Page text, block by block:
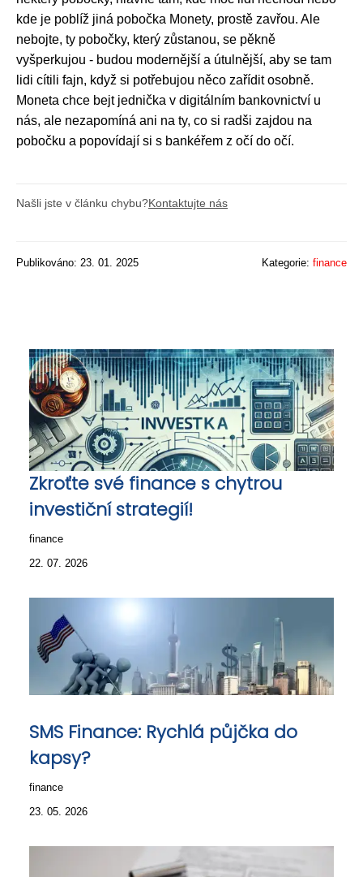
kde je poblíž jiná pobočka Monety, prostě zavřou. Ale
nebojte, ty pobočky, který zůstanou, se pěkně
vyšperkujou - budou modernější a útulnější, aby se tam
lidi cítili fajn, když si potřebujou něco zařídit osobně.
Moneta chce bejt jednička v digitálním bankovnictví u
nás, ale nezapomíná ani na ty, co si radši zajdou na
pobočku a popovídají si s bankéřem z očí do očí.
Našli jste v článku chybu?Kontaktujte nás
Publikováno: 23. 01. 2025 Kategorie: finance
Zkroťte své finance s chytrou
investiční strategií!
finance
22. 07. 2026
SMS Finance: Rychlá půjčka do
kapsy?
finance
23. 05. 2026